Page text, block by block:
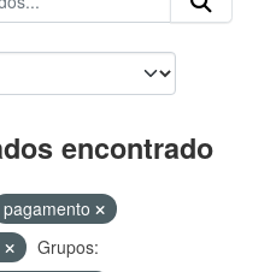
encontrado
pagamento
Grupos: